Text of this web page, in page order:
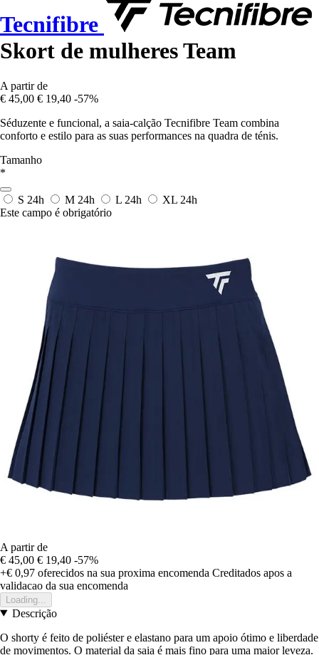
Tecnifibre
Skort de mulheres Team
A partir de
€ 45,00 € 19,40 -57%
Séduzente e funcional, a saia-calção Tecnifibre Team combina
conforto e estilo para as suas performances na quadra de ténis.
Tamanho
*
S 24h M 24h L 24h XL 24h
Este campo é obrigatório
A partir de
€ 45,00 € 19,40 -57%
+€ 0,97 oferecidos na sua proxima encomenda Creditados apos a
validacao da sua encomenda
Loading...
Descrição
O shorty é feito de poliéster e elastano para um apoio ótimo e liberdade
de movimentos. O material da saia é mais fino para uma maior leveza.